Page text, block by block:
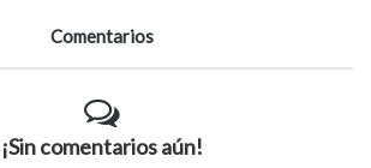
Comentarios
¡Sin comentarios aún!